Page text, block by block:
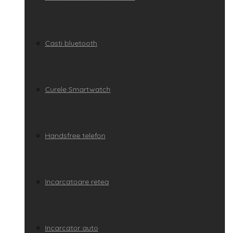
Casti bluetooth
Curele Smartwatch
Handsfree telefon
Incarcatoare retea
Incarcator auto